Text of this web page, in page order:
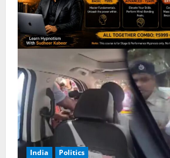
India Politics